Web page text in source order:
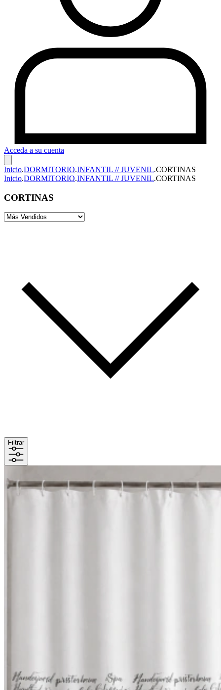
Acceda a su cuenta
Inicio.DORMITORIO.INFANTIL // JUVENIL.CORTINAS
Inicio.DORMITORIO.INFANTIL // JUVENIL.CORTINAS
CORTINAS
Filtrar